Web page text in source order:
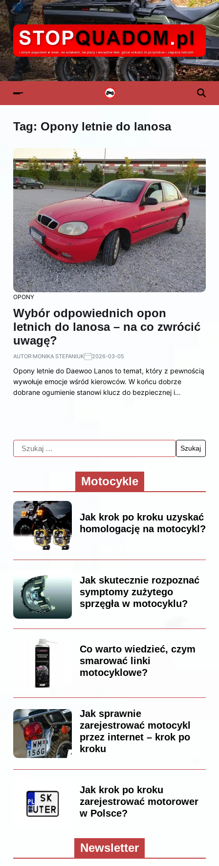
Tag: Opony letnie do lanosa
OPONY
Wybór odpowiednich opon
letnich do lanosa – na co zwrócić
uwagę?
AUTOR:MONIKA STEFANIUK 2026-03-05
Opony letnie do Daewoo Lanos to temat, który z pewnością
wywołuje emocje wśród kierowców. W końcu dobrze
dobrane ogumienie stanowi klucz do bezpiecznej i…
Motocykle
Jak krok po kroku uzyskać
homologację na motocykl?
Jak skutecznie rozpoznać
symptomy zużytego
sprzęgła w motocyklu?
Co warto wiedzieć, czym
smarować linki
motocyklowe?
Jak sprawnie
zarejestrować motocykl
przez internet – krok po
kroku
Jak krok po kroku
zarejestrować motorower
w Polsce?
Newsletter